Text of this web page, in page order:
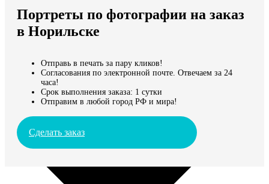
Мы доставляем по всему миру
Продолжить без города
Портреты по фотографии на заказ
в Норильске
Отправь в печать за пару кликов!
Согласования по электронной почте. Отвечаем за 24
часа!
Срок выполнения заказа: 1 сутки
Отправим в любой город РФ и мира!
Сделать заказ